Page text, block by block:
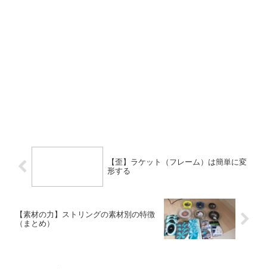
【歪】ラケット（フレーム）は簡単に変
形する
【素材の力】ストリングの素材別の特徴
（まとめ）